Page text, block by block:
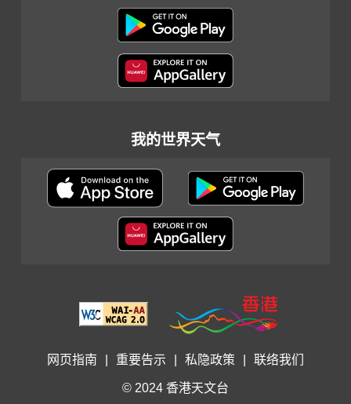
我的世界天气
网页指南 重要告示 私隐政策 联络我们
© 2024 香港天文台